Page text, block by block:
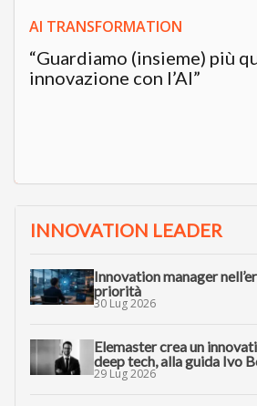
AI TRANSFORMATION
“Guardiamo (insieme) più
innovazione con l’AI”
INNOVATION LEADER
Innovation manager
priorità
30 Lug 2026
Elemaster crea un
deep tech, alla guida Ivo
29 Lug 2026